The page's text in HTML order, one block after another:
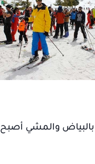
بالبياض والمشي أصبح